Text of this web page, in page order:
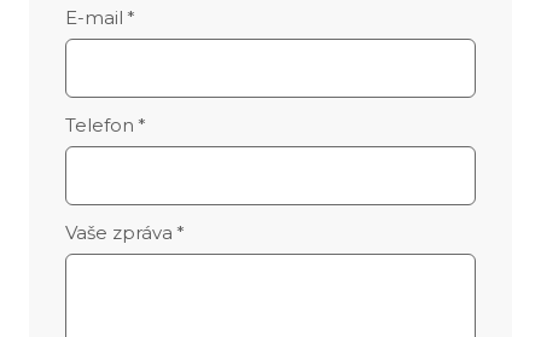
E-mail *
Telefon *
Vaše zpráva *